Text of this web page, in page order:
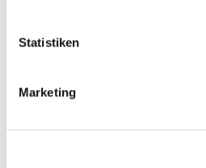
Statistiken
Marketing
Nachhaltigkeit |